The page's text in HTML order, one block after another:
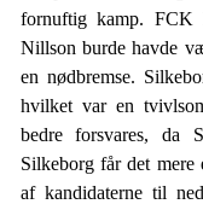
fornuftig kamp. FCK
Nillson burde havde
en nødbremse.
hvilket var en
bedre forsvares, da
Silkeborg får det
af kandidaterne til